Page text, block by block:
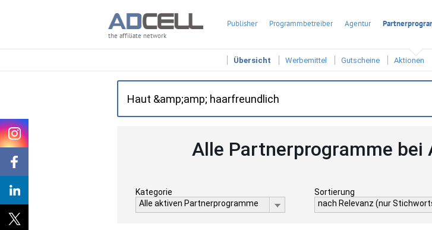
the affiliate network
Publisher Programmbetreiber Agentur
Übersicht Werbemittel Gutscheine Aktionen
Alle Partnerprogramme bei
Kategorie
Alle aktiven Partnerprogramme
Sortierung
nach Relevanz (nur